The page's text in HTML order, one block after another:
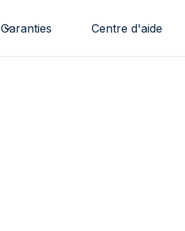
Garanties Centre d'aide